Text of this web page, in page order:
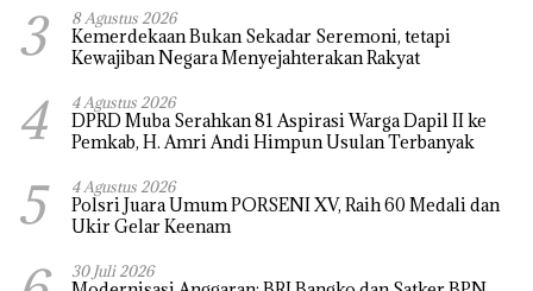
3 8 Agustus 2026
Kemerdekaan Bukan Sekadar Seremoni, tetapi
Kewajiban Negara Menyejahterakan Rakyat
4 4 Agustus 2026
DPRD Muba Serahkan 81 Aspirasi Warga Dapil II ke
Pemkab, H. Amri Andi Himpun Usulan Terbanyak
5 4 Agustus 2026
Polsri Juara Umum PORSENI XV, Raih 60 Medali dan
Ukir Gelar Keenam
30 Juli 2026